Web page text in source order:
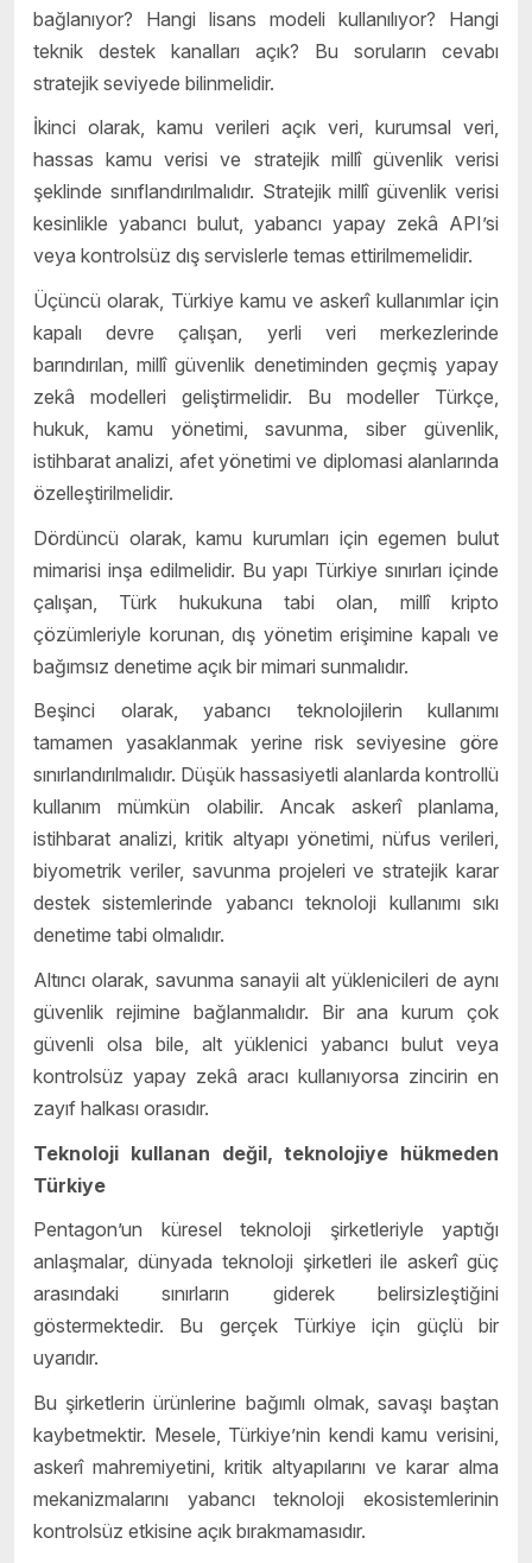
bağlanıyor? Hangi lisans modeli kullanılıyor? Hangi
teknik destek kanalları açık? Bu soruların cevabı
stratejik seviyede bilinmelidir.
İkinci olarak, kamu verileri açık veri, kurumsal veri,
hassas kamu verisi ve stratejik millî güvenlik verisi
şeklinde sınıflandırılmalıdır. Stratejik millî güvenlik verisi
kesinlikle yabancı bulut, yabancı yapay zekâ API’si
veya kontrolsüz dış servislerle temas ettirilmemelidir.
Üçüncü olarak, Türkiye kamu ve askerî kullanımlar için
kapalı devre çalışan, yerli veri merkezlerinde
barındırılan, millî güvenlik denetiminden geçmiş yapay
zekâ modelleri geliştirmelidir. Bu modeller Türkçe,
hukuk, kamu yönetimi, savunma, siber güvenlik,
istihbarat analizi, afet yönetimi ve diplomasi alanlarında
özelleştirilmelidir.
Dördüncü olarak, kamu kurumları için egemen bulut
mimarisi inşa edilmelidir. Bu yapı Türkiye sınırları içinde
çalışan, Türk hukukuna tabi olan, millî kripto
çözümleriyle korunan, dış yönetim erişimine kapalı ve
bağımsız denetime açık bir mimari sunmalıdır.
Beşinci olarak, yabancı teknolojilerin kullanımı
tamamen yasaklanmak yerine risk seviyesine göre
sınırlandırılmalıdır. Düşük hassasiyetli alanlarda kontrollü
kullanım mümkün olabilir. Ancak askerî planlama,
istihbarat analizi, kritik altyapı yönetimi, nüfus verileri,
biyometrik veriler, savunma projeleri ve stratejik karar
destek sistemlerinde yabancı teknoloji kullanımı sıkı
denetime tabi olmalıdır.
Altıncı olarak, savunma sanayii alt yüklenicileri de aynı
güvenlik rejimine bağlanmalıdır. Bir ana kurum çok
güvenli olsa bile, alt yüklenici yabancı bulut veya
kontrolsüz yapay zekâ aracı kullanıyorsa zincirin en
zayıf halkası orasıdır.
Teknoloji kullanan değil, teknolojiye hükmeden
Türkiye
Pentagon’un küresel teknoloji şirketleriyle yaptığı
anlaşmalar, dünyada teknoloji şirketleri ile askerî güç
arasındaki sınırların giderek belirsizleştiğini
göstermektedir. Bu gerçek Türkiye için güçlü bir
uyarıdır.
Bu şirketlerin ürünlerine bağımlı olmak, savaşı baştan
kaybetmektir. Mesele, Türkiye’nin kendi kamu verisini,
askerî mahremiyetini, kritik altyapılarını ve karar alma
mekanizmalarını yabancı teknoloji ekosistemlerinin
kontrolsüz etkisine açık bırakmamasıdır.